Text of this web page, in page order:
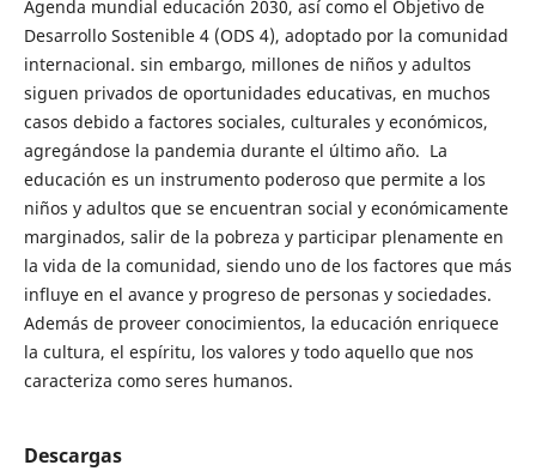
Agenda mundial educación 2030, así como el Objetivo de
Desarrollo Sostenible 4 (ODS 4), adoptado por la comunidad
internacional. sin embargo, millones de niños y adultos
siguen privados de oportunidades educativas, en muchos
casos debido a factores sociales, culturales y económicos,
agregándose la pandemia durante el último año. La
educación es un instrumento poderoso que permite a los
niños y adultos que se encuentran social y económicamente
marginados, salir de la pobreza y participar plenamente en
la vida de la comunidad, siendo uno de los factores que más
influye en el avance y progreso de personas y sociedades.
Además de proveer conocimientos, la educación enriquece
la cultura, el espíritu, los valores y todo aquello que nos
caracteriza como seres humanos.
Descargas